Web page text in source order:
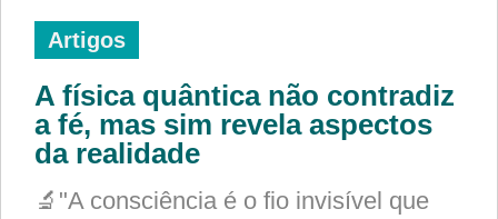
Artigos
A física quântica não contradiz
a fé, mas sim revela aspectos
da realidade
🔬"A consciência é o fio invisível que